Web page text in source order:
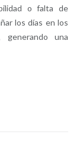
o falta de
los días en los
una